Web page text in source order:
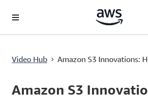
Video Hub › Amazon S3 Innovations:
Current
0:00 / Duration
57:54
Amazon S3